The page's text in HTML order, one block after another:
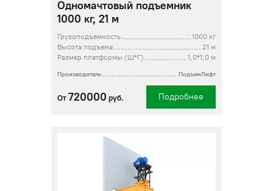
Одномачтовый подъемник
1000 кг, 21 м
Грузоподъемность
1000 кг
Высота подъема
21 м
Размер платформы (Ш*Г)
1,0*1,0 м
Производитель ПодъемЛифт
От 720000 руб. Подробнее